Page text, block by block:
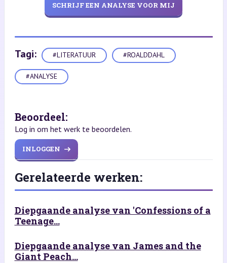
SCHRIJF EEN ANALYSE VOOR MIJ
Tagi: #LITERATUUR #ROALDDAHL
#ANALYSE
Beoordeel:
Log in om het werk te beoordelen.
INLOGGEN
Gerelateerde werken:
Diepgaande analyse van 'Confessions of a
Teenage...
Diepgaande analyse van James and the
Giant Peach...